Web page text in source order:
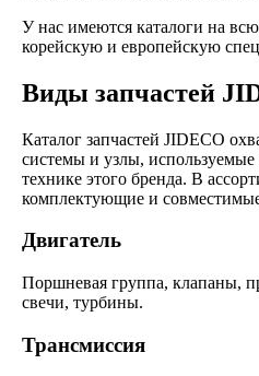
У нас имеются каталоги на
корейскую и европейскую
Виды запчастей
Каталог запчастей JIDECO
системы и узлы, используемые
технике этого бренда. В
комплектующие и
Двигатель
Поршневая группа, клапаны,
свечи, турбины.
Трансмиссия